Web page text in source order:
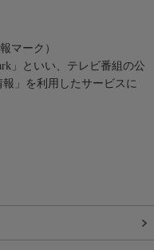
マーク）
」といい、テレビ番組の公
」を利用したサービスに